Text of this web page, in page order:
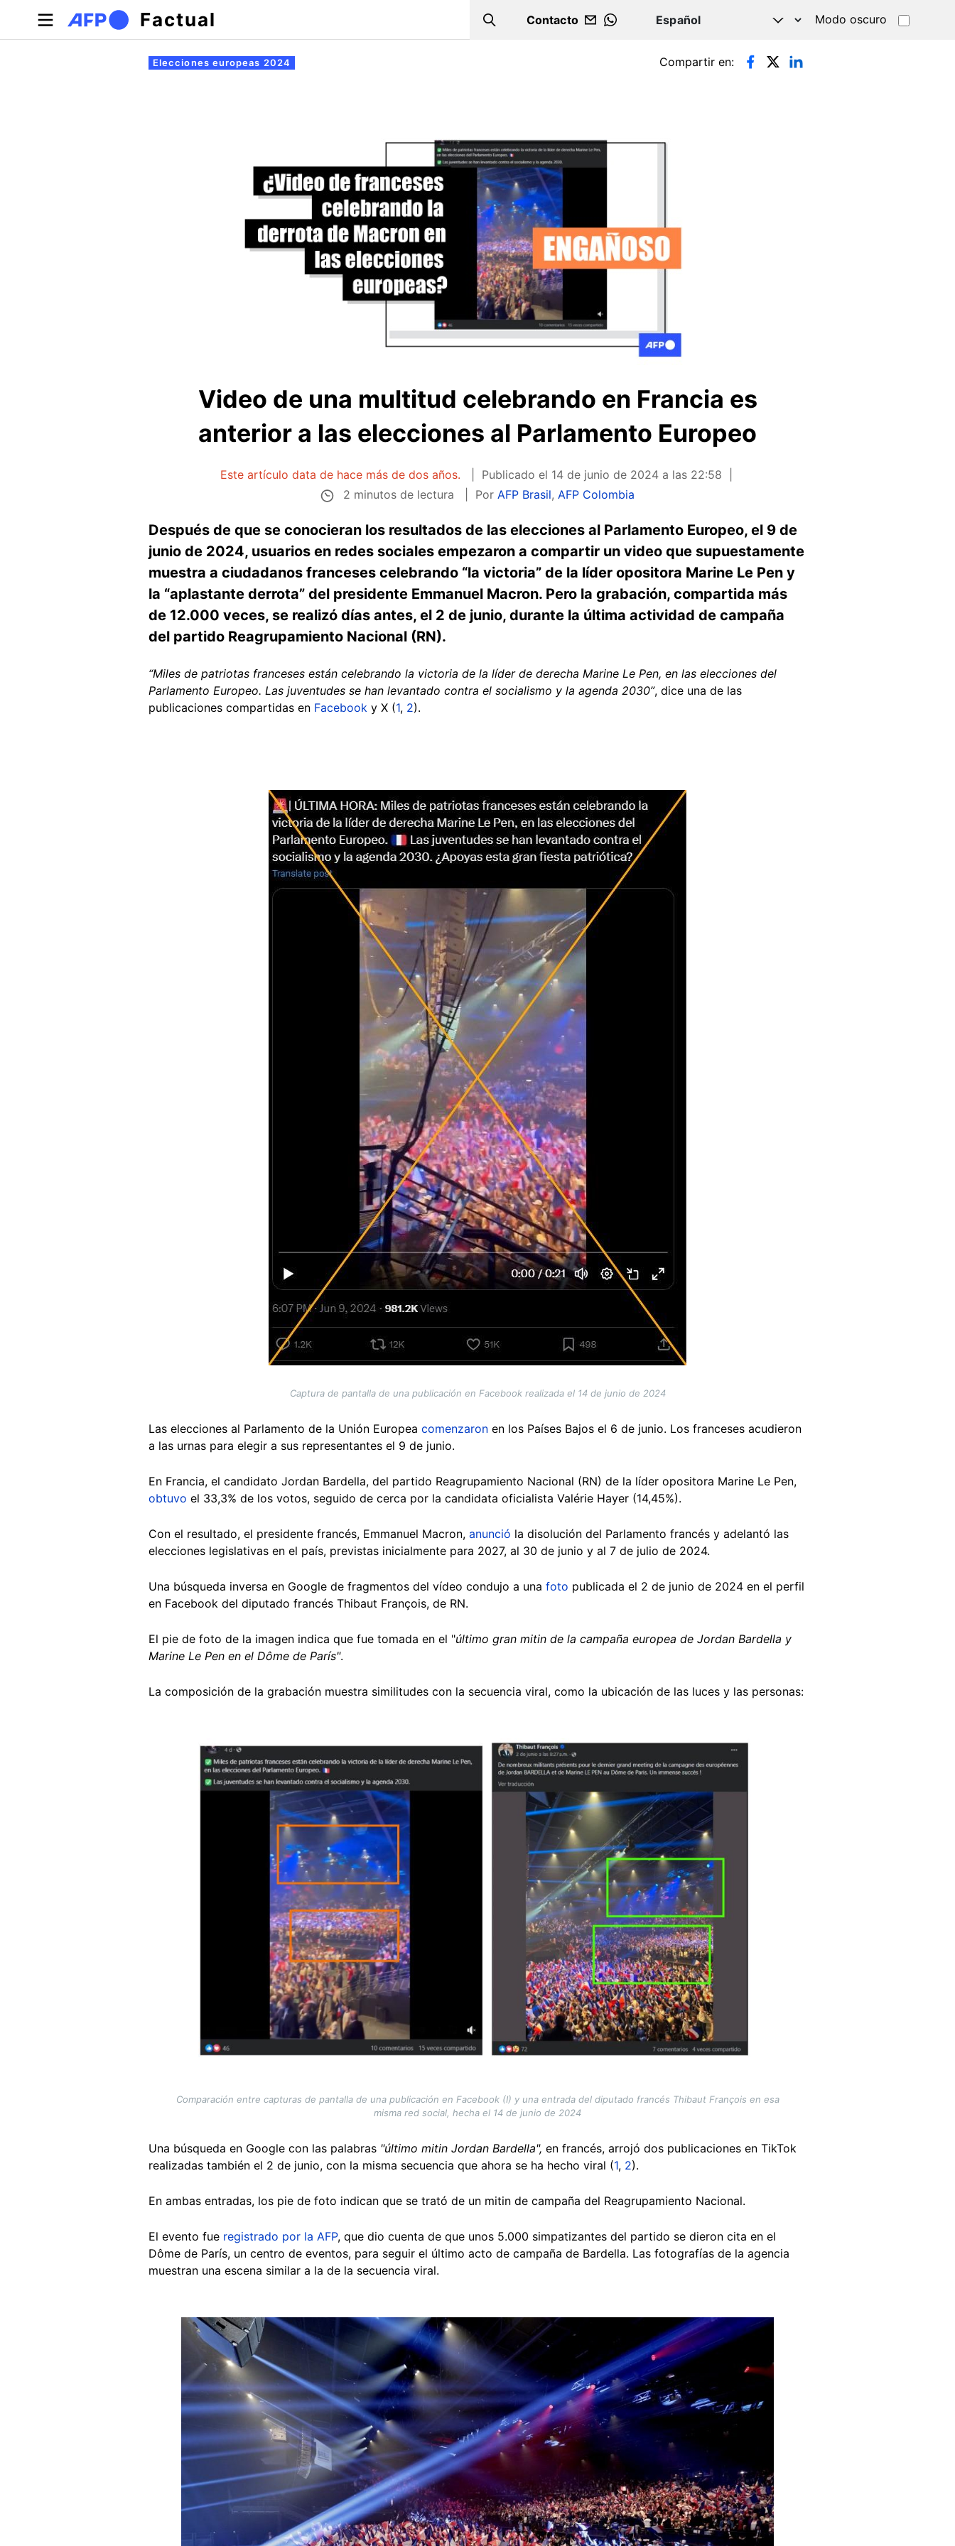
Pasar al contenido principal
Factual Search
Contacto
WHATSAPP
Modo oscuro
Solapas principales
Elecciones europeas 2024 Compartir en:
Video de una multitud celebrando en Francia es
anterior a las elecciones al Parlamento Europeo
Este artículo data de hace más de dos años. Publicado el 14 de junio de 2024 a las 22:58
2 minutos de lectura
Por AFP Brasil, AFP Colombia
Después de que se conocieran los resultados de las elecciones al Parlamento Europeo, el 9 de
junio de 2024, usuarios en redes sociales empezaron a compartir un video que supuestamente
muestra a ciudadanos franceses celebrando “la victoria” de la líder opositora Marine Le Pen y
la “aplastante derrota” del presidente Emmanuel Macron. Pero la grabación, compartida más
de 12.000 veces, se realizó días antes, el 2 de junio, durante la última actividad de campaña
del partido Reagrupamiento Nacional (RN).
“Miles de patriotas franceses están celebrando la victoria de la líder de derecha Marine Le Pen, en las elecciones del
Parlamento Europeo. Las juventudes se han levantado contra el socialismo y la agenda 2030”, dice una de las
publicaciones compartidas en Facebook y X (1, 2).
Captura de pantalla de una publicación en Facebook realizada el 14 de junio de 2024
Las elecciones al Parlamento de la Unión Europea comenzaron en los Países Bajos el 6 de junio. Los franceses acudieron
a las urnas para elegir a sus representantes el 9 de junio.
En Francia, el candidato Jordan Bardella, del partido Reagrupamiento Nacional (RN) de la líder opositora Marine Le Pen,
obtuvo el 33,3% de los votos, seguido de cerca por la candidata oficialista Valérie Hayer (14,45%).
Con el resultado, el presidente francés, Emmanuel Macron, anunció la disolución del Parlamento francés y adelantó las
elecciones legislativas en el país, previstas inicialmente para 2027, al 30 de junio y al 7 de julio de 2024.
Una búsqueda inversa en Google de fragmentos del vídeo condujo a una foto publicada el 2 de junio de 2024 en el perfil
en Facebook del diputado francés Thibaut François, de RN.
El pie de foto de la imagen indica que fue tomada en el "último gran mitin de la campaña europea de Jordan Bardella y
Marine Le Pen en el Dôme de París".
La composición de la grabación muestra similitudes con la secuencia viral, como la ubicación de las luces y las personas:
Comparación entre capturas de pantalla de una publicación en Facebook (I) y una entrada del diputado francés Thibaut François en esa
misma red social, hecha el 14 de junio de 2024
Una búsqueda en Google con las palabras "último mitin Jordan Bardella", en francés, arrojó dos publicaciones en TikTok
realizadas también el 2 de junio, con la misma secuencia que ahora se ha hecho viral (1, 2).
En ambas entradas, los pie de foto indican que se trató de un mitin de campaña del Reagrupamiento Nacional.
El evento fue registrado por la AFP, que dio cuenta de que unos 5.000 simpatizantes del partido se dieron cita en el
Dôme de París, un centro de eventos, para seguir el último acto de campaña de Bardella. Las fotografías de la agencia
muestran una escena similar a la de la secuencia viral.